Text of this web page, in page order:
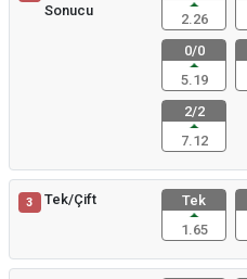
Sonucu
2.26
0/0
5.19
2/2
7.12
3 Tek/Çift
Tek
1.65